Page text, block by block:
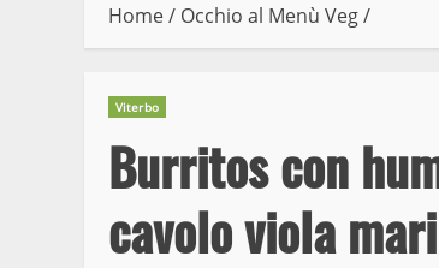
Home/ Occhio al Menù Veg/
Viterbo
Burritos con
cavolo viola